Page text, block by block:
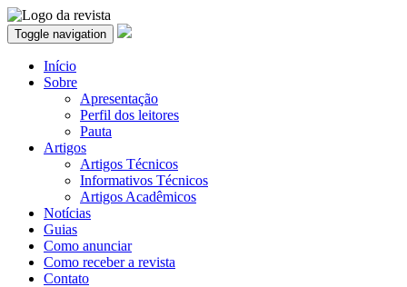
Toggle navigation
Início
Sobre
Apresentação
Perfil dos leitores
Pauta
Artigos
Artigos Técnicos
Informativos Técnicos
Artigos Acadêmicos
Notícias
Guias
Como anunciar
Como receber a revista
Contato